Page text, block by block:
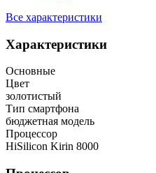
Все характеристики
Характеристики
Основные
Цвет
золотистый
Тип смартфона
бюджетная модель
Процессор
HiSilicon Kirin 8000